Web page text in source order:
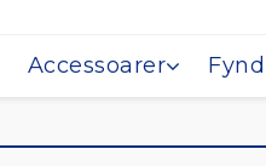
Accessoarer Fynd